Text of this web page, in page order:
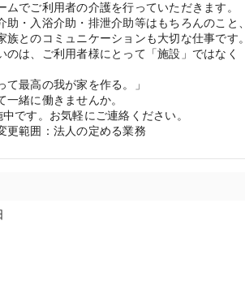
ムでご利用者の介護を行っていただきます。
助・入浴介助・排泄介助等はもちろんのこと、
族とのコミュニケーションも大切な仕事です。
のは、ご利用者様にとって「施設」ではなく
て最高の我が家を作る。」
一緒に働きませんか。
です。お気軽にご連絡ください。
更範囲：法人の定める業務